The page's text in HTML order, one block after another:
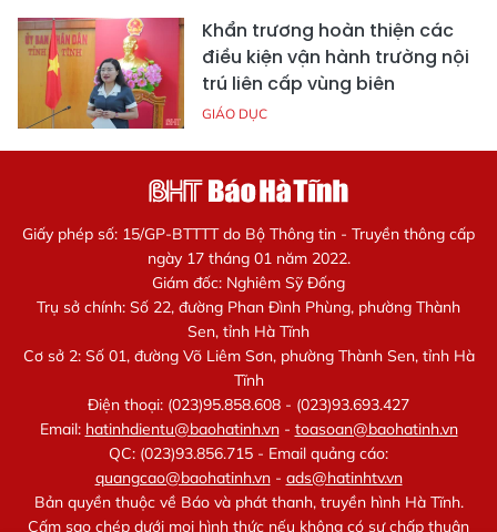
Khẩn trương hoàn thiện các
điều kiện vận hành trường nội
trú liên cấp vùng biên
GIÁO DỤC
Giấy phép số: 15/GP-BTTTT do Bộ Thông tin - Truyền thông cấp
ngày 17 tháng 01 năm 2022.
Giám đốc: Nghiêm Sỹ Đống
Trụ sở chính: Số 22, đường Phan Đình Phùng, phường Thành
Sen, tỉnh Hà Tĩnh
Cơ sở 2: Số 01, đường Võ Liêm Sơn, phường Thành Sen, tỉnh Hà
Tĩnh
Điện thoại: (023)95.858.608 - (023)93.693.427
Email: hatinhdientu@baohatinh.vn- toasoan@baohatinh.vn
QC: (023)93.856.715 - Email quảng cáo:
quangcao@baohatinh.vn- ads@hatinhtv.vn
Bản quyền thuộc về Báo và phát thanh, truyền hình Hà Tĩnh.
Cấm sao chép dưới mọi hình thức nếu không có sự chấp thuận